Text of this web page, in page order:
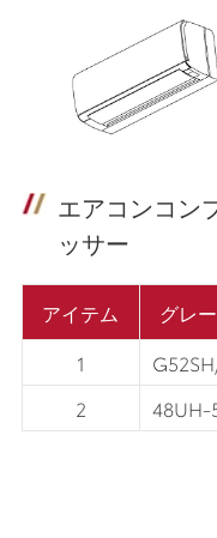
エアコンコン
ッサー
アイテム
グレ
1
2
48UH-